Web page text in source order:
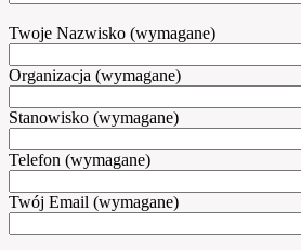
Twoje Nazwisko (wymagane)
Organizacja (wymagane)
Stanowisko (wymagane)
Telefon (wymagane)
Twój Email (wymagane)